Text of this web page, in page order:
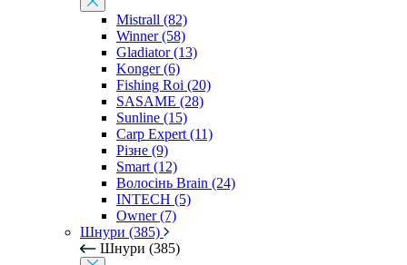
Mistrall (82)
Winner (58)
Gladiator (13)
Konger (6)
Fishing Roi (20)
SASAME (28)
Sunline (15)
Carp Expert (11)
Різне (9)
Smart (12)
Волосінь Brain (24)
INTECH (5)
Owner (7)
Шнури (385)
Шнури (385)